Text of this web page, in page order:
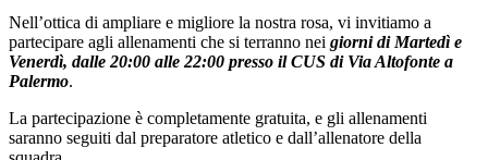
Nell’ottica di ampliare e migliore la nostra rosa, vi invitiamo a
partecipare agli allenamenti che si terranno nei giorni di Martedì e
Venerdì, dalle 20:00 alle 22:00 presso il CUS di Via Altofonte a
Palermo.
La partecipazione è completamente gratuita, e gli allenamenti
saranno seguiti dal preparatore atletico e dall’allenatore della